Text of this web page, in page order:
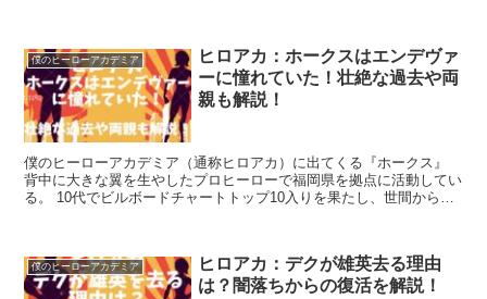
僕のヒーローアカデミア
ヒロアカ：ホークスはエンデヴァ
ーに憧れていた！壮絶な過去や両
親も解説！
僕のヒーローアカデミア（通称ヒロアカ）に出てくる『ホークス』
背中に大きな翼を生やしたプロヒーローで福岡県を拠点に活動してい
る。 10代でビルボードチャートトップ10入りを果たし、世間からは
僕のヒーローアカデミア
ヒロアカ：デクが雄英去る理由
は？闇落ちからの復活を解説！